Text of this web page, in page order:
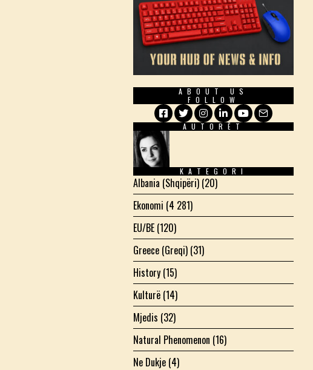
ABOUT US
FOLLOW
Facebook
TwitterInstagram
LinkedIn
YouTube
Email
AUTORËT
KATEGORI
Albania (Shqipëri) (20)
Ekonomi (4 281)
EU/BE (120)
Greece (Greqi) (31)
History (15)
Kulturë (14)
Mjedis (32)
Natural Phenomenon (16)
Ne Dukje (4)